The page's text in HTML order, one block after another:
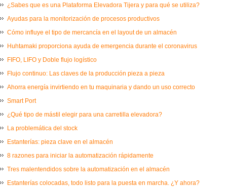
¿Sabes que es una Plataforma Elevadora Tijera y para qué se utiliza?
Ayudas para la monitorización de procesos productivos
Cómo influye el tipo de mercancía en el layout de un almacén
Huhtamaki proporciona ayuda de emergencia durante el coronavirus
FIFO, LIFO y Doble flujo logístico
Flujo continuo: Las claves de la producción pieza a pieza
Ahorra energía invirtiendo en tu maquinaria y dando un uso correcto
Smart Port
¿Qué tipo de mástil elegir para una carretilla elevadora?
La problemática del stock
Estanterías: pieza clave en el almacén
8 razones para iniciar la automatización rápidamente
Tres malentendidos sobre la automatización en el almacén
Estanterías colocadas, todo listo para la puesta en marcha. ¿Y ahora?